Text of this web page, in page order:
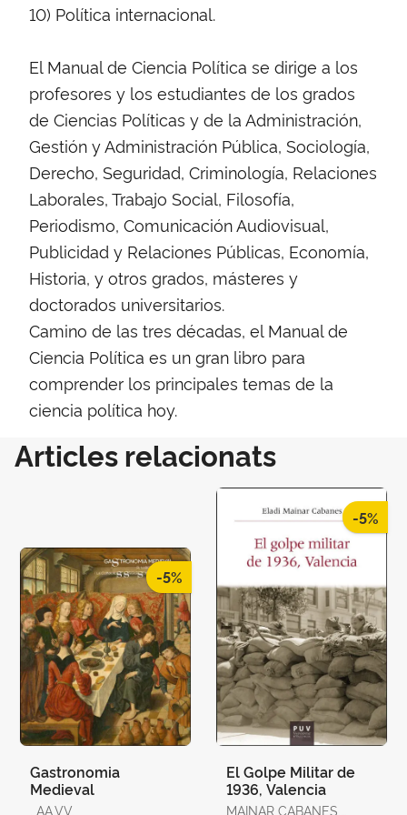
10) Política internacional.
El Manual de Ciencia Política se dirige a los
profesores y los estudiantes de los grados
de Ciencias Políticas y de la Administración,
Gestión y Administración Pública, Sociología,
Derecho, Seguridad, Criminología, Relaciones
Laborales, Trabajo Social, Filosofía,
Periodismo, Comunicación Audiovisual,
Publicidad y Relaciones Públicas, Economía,
Historia, y otros grados, másteres y
doctorados universitarios.
Camino de las tres décadas, el Manual de
Ciencia Política es un gran libro para
comprender los principales temas de la
ciencia política hoy.
Articles relacionats
-5%
Gastronomia
Medieval
, AA.VV.
-5%
El Golpe Militar de
1936, Valencia
MAINAR CABANES,